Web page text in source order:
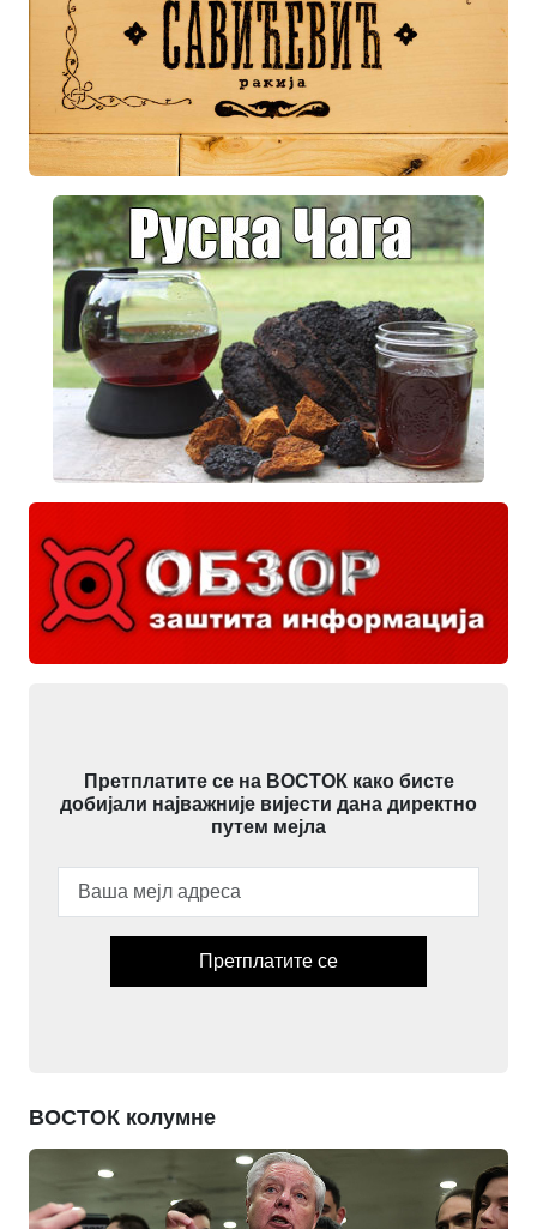
Претплатите се на ВОСТОК како бисте
добијали најважније вијести дана директно
путем мејла
Претплатите се
ВОСТОК колумне